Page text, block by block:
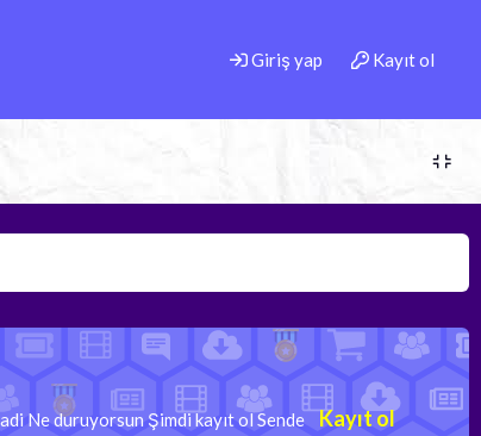
Giriş yap Kayıt ol
Ne duruyorsun Şimdi kayıt ol Sende Kayıt ol